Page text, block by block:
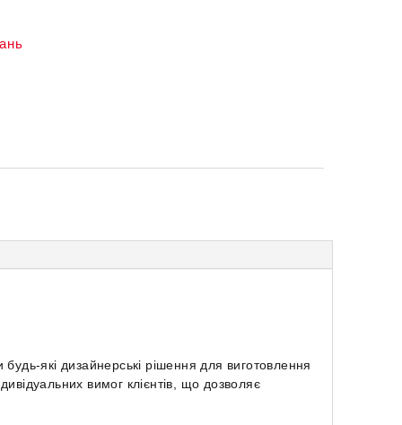
які дизайнерські рішення для виготовлення
вимог клієнтів, що дозволяє